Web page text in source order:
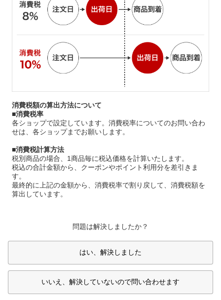
消費税額の算出方法について
■消費税率
各ショップで設定しています。消費税率についてのお問い合わ
せは、各ショップまでお願いします。
■消費税計算方法
税別商品の場合、1商品毎に税込価格を計算いたします。
税込の合計金額から、クーポンやポイント利用分を差引きま
す。
最終的に上記の金額から、消費税率で割り戻して、消費税額を
算出しています。
問題は解決しましたか？
はい、解決しました
いいえ、解決していないので問い合わせます